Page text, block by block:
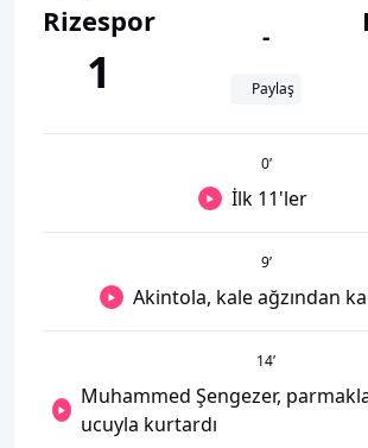
Rizespor
1
-
Paylaş
0’
İlk 11'ler
9’
Akintola, kale ağzından
14’
Muhammed Şengezer,
ucuyla kurtardı